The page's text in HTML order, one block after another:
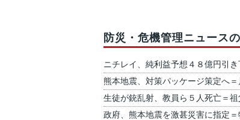
防災・危機管理ニュース
ニチレイ、純利益予想４８億円引
熊本地震、対策パッケージ策定へ
生徒が銃乱射、教員ら５人死亡＝
政府、熊本地震を激甚災害に指定